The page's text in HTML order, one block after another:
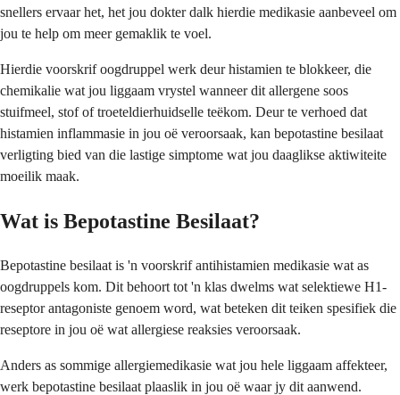
snellers ervaar het, het jou dokter dalk hierdie medikasie aanbeveel om
jou te help om meer gemaklik te voel.
Hierdie voorskrif oogdruppel werk deur histamien te blokkeer, die
chemikalie wat jou liggaam vrystel wanneer dit allergene soos
stuifmeel, stof of troeteldierhuidselle teëkom. Deur te verhoed dat
histamien inflammasie in jou oë veroorsaak, kan bepotastine besilaat
verligting bied van die lastige simptome wat jou daaglikse aktiwiteite
moeilik maak.
Wat is Bepotastine Besilaat?
Bepotastine besilaat is 'n voorskrif antihistamien medikasie wat as
oogdruppels kom. Dit behoort tot 'n klas dwelms wat selektiewe H1-
reseptor antagoniste genoem word, wat beteken dit teiken spesifiek die
reseptore in jou oë wat allergiese reaksies veroorsaak.
Anders as sommige allergiemedikasie wat jou hele liggaam affekteer,
werk bepotastine besilaat plaaslik in jou oë waar jy dit aanwend.